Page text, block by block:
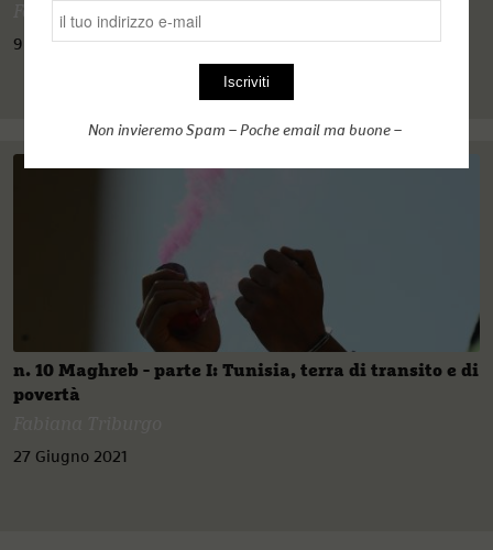
Fabiana Triburgo
9 Luglio 2021
n. 10 Maghreb - parte I: Tunisia, terra di transito e di
povertà
27 Giugno 2021
Non invieremo Spam – Poche email ma buone –